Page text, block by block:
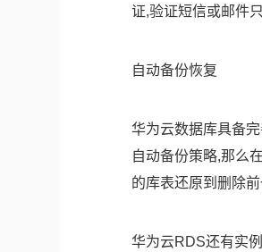
证,验证短信或邮件
自动备份恢复
华为云数据库具备
自动备份策略,那么
的库表还原到删除
华为云RDS还有实